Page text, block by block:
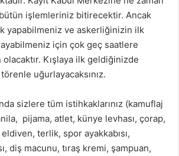
işlemleriniz bitirecektir. Ancak
yapabilmeniz ve askerliğinizin ilk
için çok geç saatlere
olacaktır. Kışlaya ilk geldiğinizde
uğurlayacaksınız.
sizlere tüm istihkaklarınız (kamuflaj
pijama, atlet, künye levhası, çorap,
terlik, spor ayakkabısı,
diş macunu, tıraş kremi, şampuan,